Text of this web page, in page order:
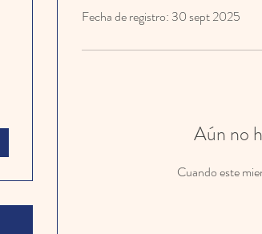
Fecha de registro: 30 sept 2025
Aún no
Cuando este